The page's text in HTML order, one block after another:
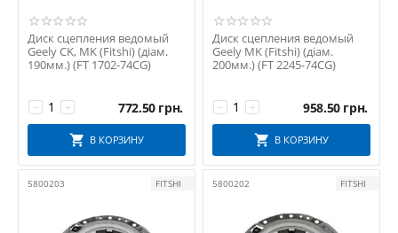
Диск сцепления ведомый
Geely CK, MK (Fitshi) (діам.
190мм.) (FT 1702-74CG)
+
− 772.50 грн.
В КОРЗИНУ
Диск сцепления ведомый
Geely MK (Fitshi) (діам.
200мм.) (FT 2245-74CG)
+
− 958.50 грн.
В КОРЗИНУ
5800203 FITSHI 5800202 FITSHI